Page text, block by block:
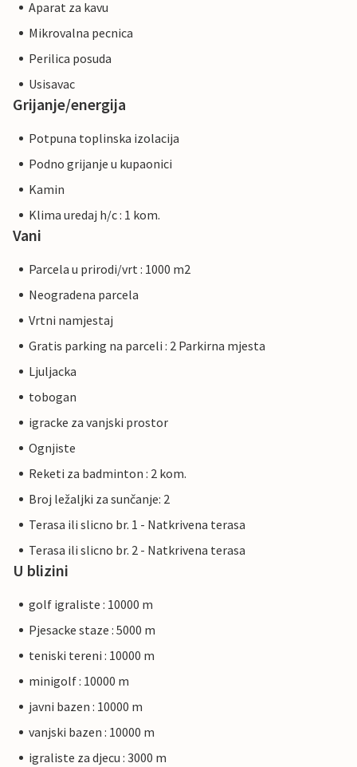
Aparat za kavu
Mikrovalna pecnica
Perilica posuda
Usisavac
Grijanje/energija
Potpuna toplinska izolacija
Podno grijanje u kupaonici
Kamin
Klima uredaj h/c : 1 kom.
Vani
Parcela u prirodi/vrt : 1000 m2
Neogradena parcela
Vrtni namjestaj
Gratis parking na parceli : 2 Parkirna mjesta
Ljuljacka
tobogan
igracke za vanjski prostor
Ognjiste
Reketi za badminton : 2 kom.
Broj ležaljki za sunčanje: 2
Terasa ili slicno br. 1 - Natkrivena terasa
Terasa ili slicno br. 2 - Natkrivena terasa
U blizini
golf igraliste : 10000 m
Pjesacke staze : 5000 m
teniski tereni : 10000 m
minigolf : 10000 m
javni bazen : 10000 m
vanjski bazen : 10000 m
igraliste za djecu : 3000 m